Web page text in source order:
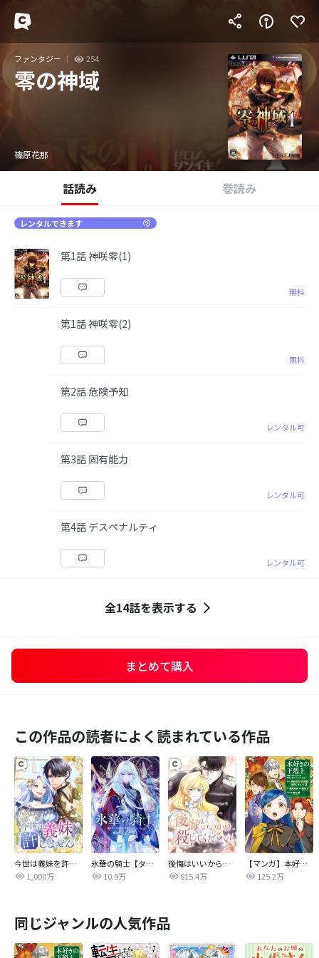
ファンタジー 254
零の神域
篠原花那
話読み 巻読み
レンタルできます
第1話 神咲零(1)
無料
第1話 神咲零(2)
無料
第2話 危険予知
レンタル可
第3話 固有能力
レンタル可
第4話 デスペナルティ
レンタル可
全14話を表示する
まとめて購入
この作品の読者によく読まれている作品
今世は義妹を許しません
1,000万
氷華の騎士【タテヨミ】
10.9万
後悔はいいから殺してください
815.4万
【マンガ】本好きの下剋上 第四部
125.2万
同じジャンルの人気作品